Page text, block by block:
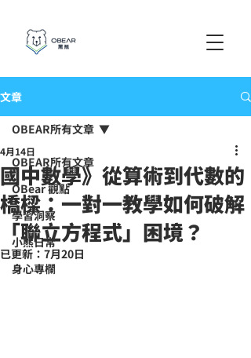
文章
OBEAR所有文章
OBear 觀點
學習洞察
小熊日常
身心專欄
OBEAR所有文章
國中數學》從算術到代數的
橋樑：一對一教學如何破解
「聯立方程式」困境？
4月14日
已更新： 7月20日